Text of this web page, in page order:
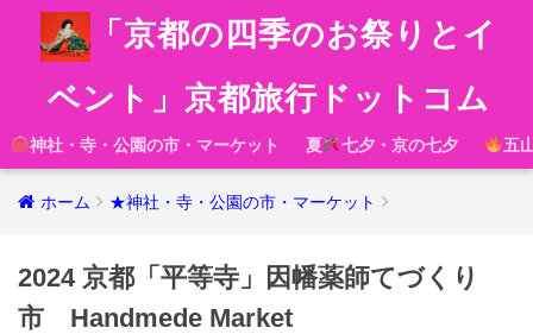
「京都の四季のお祭りとイ
ベント」京都旅行ドットコム
神社・寺・公園の市・マーケット 夏 七夕・京の七夕 五
ホーム ★神社・寺・公園の市・マーケット
2024 京都「平等寺」因幡薬師てづくり
市 Handmede Market